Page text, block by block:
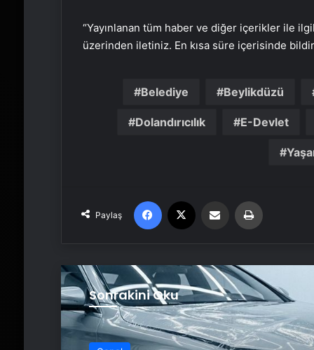
“Yayınlanan tüm haber ve diğer içerikler ile
üzerinden iletiniz. En kısa süre içerisinde
Belediye Beylikdüzü
Dolandırıcılık E-Devlet
Paylaş
Facebook Email'den paylaş
Sonrakini Oku